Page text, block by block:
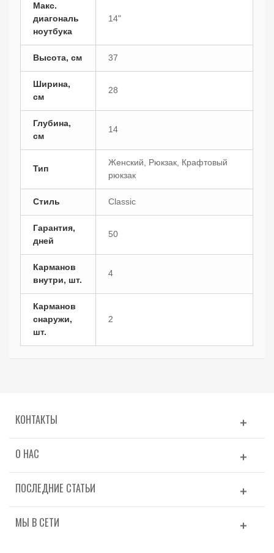
Макс.
диагональ
ноутбука
14"
Высота, см 37
Ширина,
см
28
Глубина,
см
14
Тип
Женский, Рюкзак, Крафтовый
рюкзак
Стиль Classic
Гарантия,
дней
50
Карманов
внутри, шт.
4
Карманов
снаружи,
шт.
2
КОНТАКТЫ
О НАС
ПОСЛЕДНИЕ СТАТЬИ
МЫ В СЕТИ